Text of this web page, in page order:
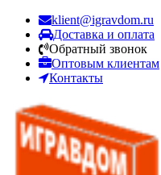
klient@igravdom.ru
Доставка и оплата
Обратный звонок
Оптовым клиентам
Контакты